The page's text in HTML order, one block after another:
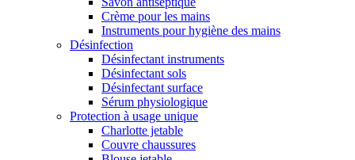
Crème pour les mains
Instruments pour hygiène des mains
Désinfection
Désinfectant instruments
Désinfectant sols
Désinfectant surface
Sérum physiologique
Protection à usage unique
Charlotte jetable
Couvre chaussures